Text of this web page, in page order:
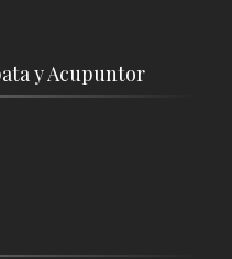
y Acupuntor